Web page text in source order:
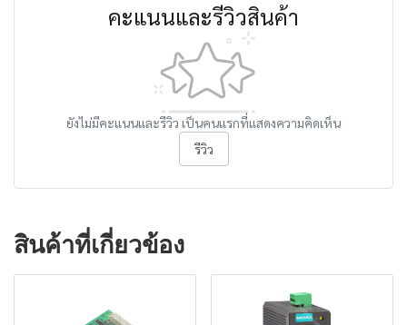
คะแนนและรีวิวสินค้า
ยังไม่มีคะแนนและรีวิว เป็นคนแรกที่แสดงความคิดเห็น
รีวิว
สินค้าที่เกี่ยวข้อง